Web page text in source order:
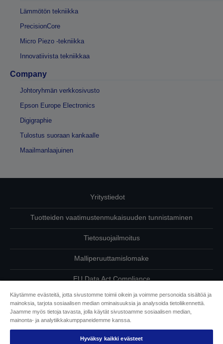
Lämmötön tekniikka
PrecisionCore
Micro Piezo -tekniikka
Innovatiivista tekniikkaa
Company
Johtoryhmän verkkosivusto
Epson Europe Electronics
Digigraphie
Tulostus suoraan kankaalle
Maailmanlaajuinen
Yritystiedot
Tuotteiden vaatimustenmukaisuuden tunnistaminen
Tietosuojailmoitus
Malliperuuttamislomake
EU Data Act Compliance
Ota meihin yhteyttä omista tiedoistasi
Tietoa evästeistä
Epson on sitoutunut saavutettavuuteen
Käytämme evästeitä, jotta sivustomme toimii oikein ja voimme personoida sisältöä ja
mainoksia, tarjota sosiaalisen median ominaisuuksia ja analysoida tietoliikennettä.
Jaamme myös tietoja tavasta, jolla käytät sivustoamme sosiaalisen median,
mainonta- ja analytiikkakumppaneidemme kanssa.
Hyväksy kaikki evästeet